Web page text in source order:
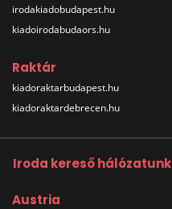
irodakiadobudapest.hu
kiadoirodabudaors.hu
Raktár
kiadoraktarbudapest.hu
kiadoraktardebrecen.hu
Iroda kereső hálózatunk
Austria